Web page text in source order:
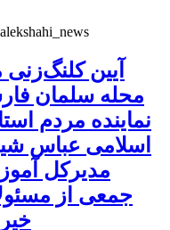
آیین
محله سلمان
نماینده مردم
اسلامی عباس
مدیرکل
جمعی از